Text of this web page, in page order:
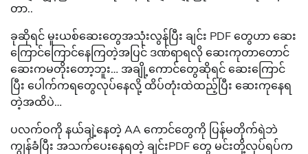
တာ..
ခုဆိုရင် မူးယစ်ဆေးတွေအသုံးလွန်ပြီး ချင်း PDF တွေဟာ ဆေး
ကြောင်ကြောင်နေကြတဲ့အပြင် ဒဏ်ရာရလို ဆေးကုတာတောင်
ဆေးကမတိုးတော့ဘူး… အချို့ကောင်တွေဆိုရင် ဆေးကြောင်
ပြီး ပေါက်ကရတွေလုပ်နေလို့ ထိပ်တုံးထဲထည့်ပြီး ဆေးကုနေရ
တဲ့အထိပဲ…
ပလက်ဝကို နယ်ချဲ့နေတဲ့ AA ကောင်တွေကို ပြန်မတိုက်ရဲဘဲ
ကျွန်ခံပြီး အသက်ပေးနေရတဲ့ ချင်းPDF တွေ မင်းတို့လုပ်ရပ်က